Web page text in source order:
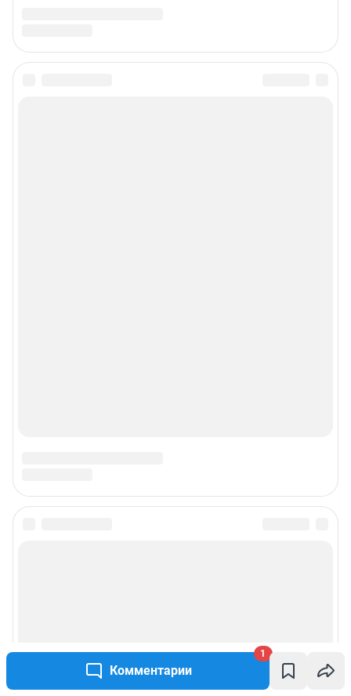
Комментарии
1